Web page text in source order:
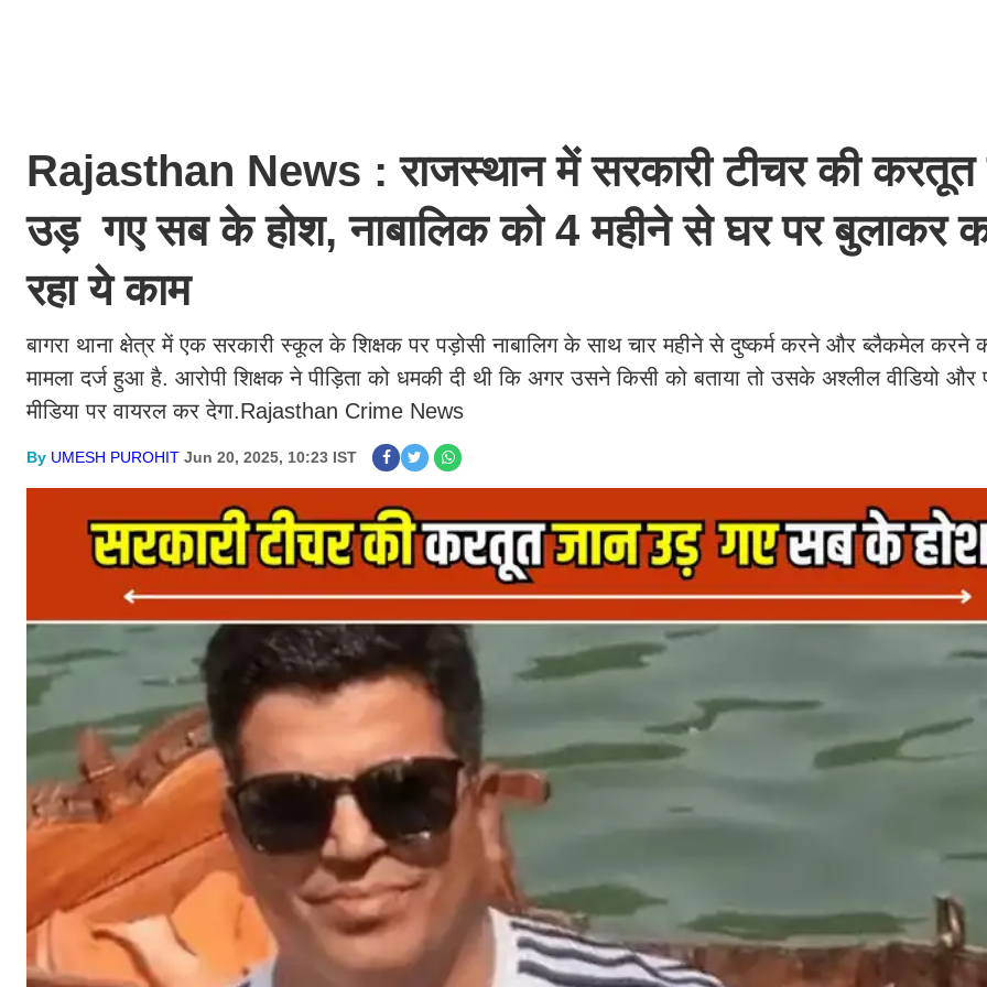
Rajasthan News : राजस्थान में सरकारी टीचर की करतूत
उड़ गए सब के होश, नाबालिक को 4 महीने से घर पर बुलाकर
रहा ये काम
बागरा थाना क्षेत्र में एक सरकारी स्कूल के शिक्षक पर पड़ोसी नाबालिग के साथ चार महीने से दुष्कर्म करने और ब्लैकमेल करने
मामला दर्ज हुआ है. आरोपी शिक्षक ने पीड़िता को धमकी दी थी कि अगर उसने किसी को बताया तो उसके अश्लील वीडियो और
मीडिया पर वायरल कर देगा.Rajasthan Crime News
By UMESH PUROHIT Jun 20, 2025, 10:23 IST